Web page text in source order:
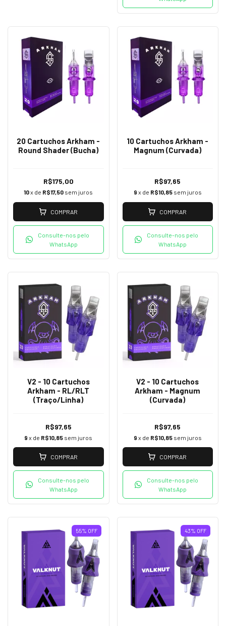
20 Cartuchos Arkham -
Round Shader (Bucha)
R$175,00
10x de R$17,50 sem juros
COMPRAR
Consulte-nos pelo
WhatsApp
10 Cartuchos Arkham -
Magnum (Curvada)
R$97,65
9 x de R$10,85 sem juros
COMPRAR
Consulte-nos pelo
WhatsApp
V2 - 10 Cartuchos
Arkham - RL/RLT
(Traço/Linha)
R$97,65
9 x de R$10,85 sem juros
COMPRAR
Consulte-nos pelo
WhatsApp
V2 - 10 Cartuchos
Arkham - Magnum
(Curvada)
R$97,65
9 x de R$10,85 sem juros
COMPRAR
Consulte-nos pelo
WhatsApp
55% OFF 43% OFF